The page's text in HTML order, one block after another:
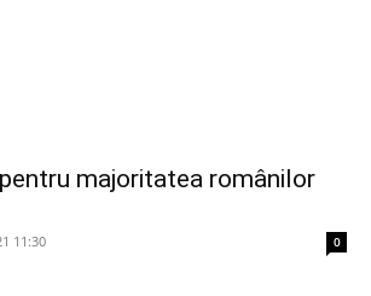
majoritatea românilor
11:30 0